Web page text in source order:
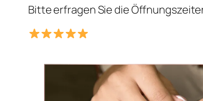
Bitte erfragen Sie die